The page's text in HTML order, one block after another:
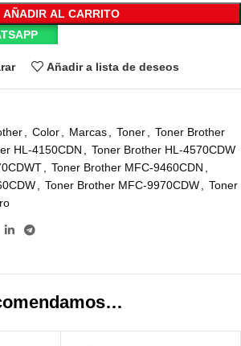
AÑADIR AL CARRITO
Añadir a lista de deseos
, Color, Marcas, Toner, Toner Brother
HL-4150CDN , Toner Brother HL-4570CDW
, Toner Brother MFC-9460CDN ,
, Toner Brother MFC-9970CDW, Toner